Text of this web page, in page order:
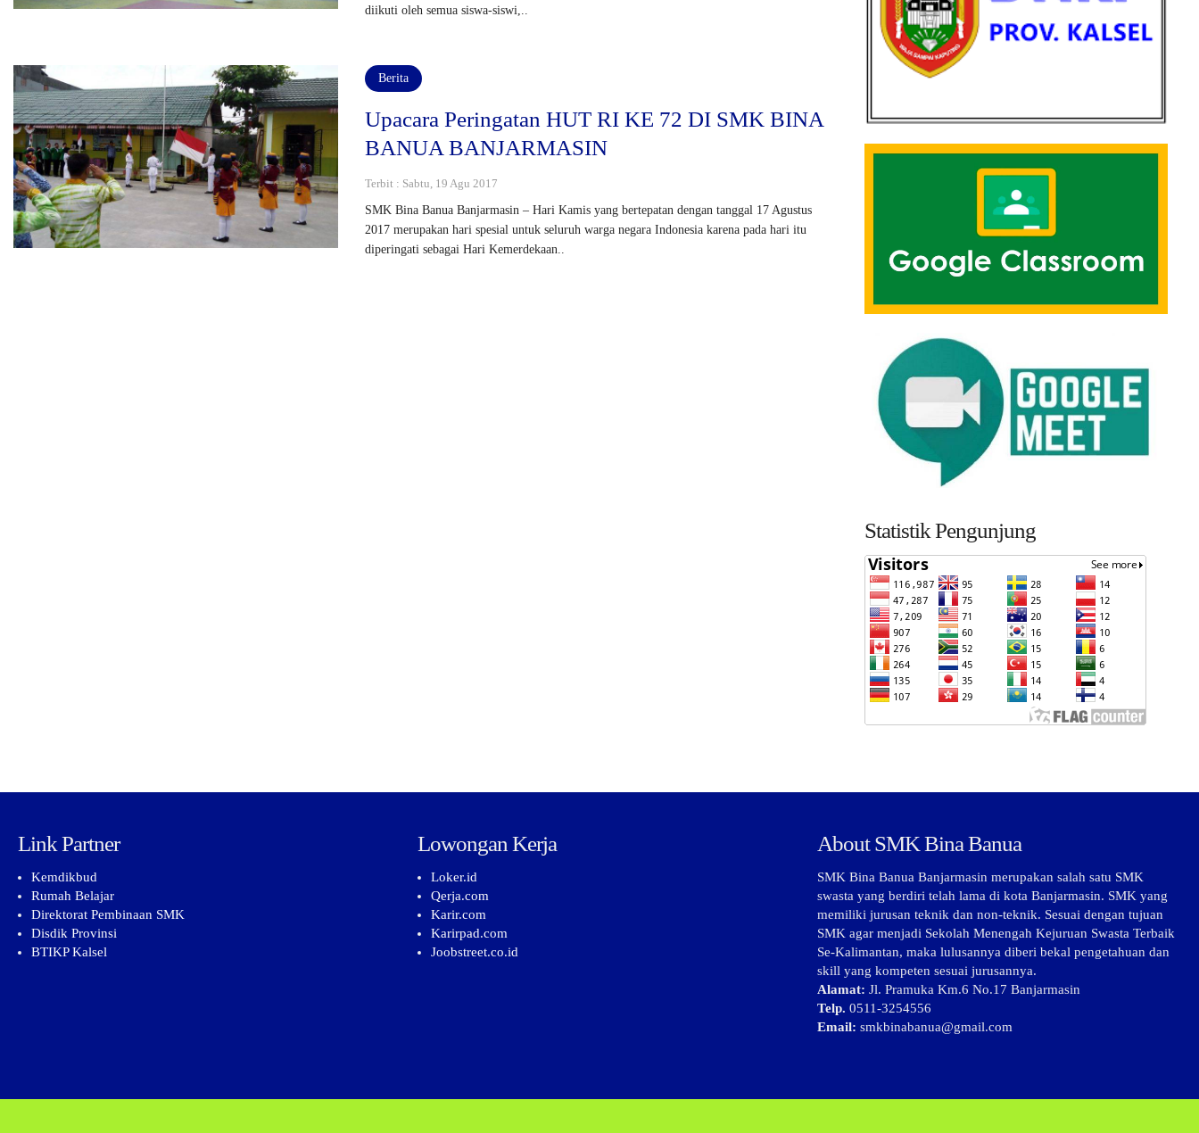
diikuti oleh semua siswa-siswi,..
Berita
Upacara Peringatan HUT RI KE 72 DI SMK BINA
BANUA BANJARMASIN
Terbit : Sabtu, 19 Agu 2017
SMK Bina Banua Banjarmasin – Hari Kamis yang bertepatan dengan tanggal 17 Agustus
2017 merupakan hari spesial untuk seluruh warga negara Indonesia karena pada hari itu
diperingati sebagai Hari Kemerdekaan..
Statistik Pengunjung
Link Partner
Kemdikbud
Rumah Belajar
Direktorat Pembinaan SMK
Disdik Provinsi
BTIKP Kalsel
Lowongan Kerja
Loker.id
Qerja.com
Karir.com
Karirpad.com
Joobstreet.co.id
About SMK Bina Banua
SMK Bina Banua Banjarmasin merupakan salah satu SMK
swasta yang berdiri telah lama di kota Banjarmasin. SMK yang
memiliki jurusan teknik dan non-teknik. Sesuai dengan tujuan
SMK agar menjadi Sekolah Menengah Kejuruan Swasta Terbaik
Se-Kalimantan, maka lulusannya diberi bekal pengetahuan dan
skill yang kompeten sesuai jurusannya.
Alamat: Jl. Pramuka Km.6 No.17 Banjarmasin
Telp. 0511-3254556
Email: smkbinabanua@gmail.com